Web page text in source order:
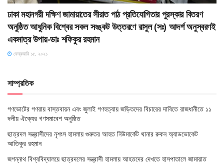
ঢাকা মহানগরী দক্ষিণ জামায়াতের সীরাত পাঠ প্রতিযোগিতার পুরস্কার বিতরণ
অনুষ্ঠিত আধুনিক বিশ্বের সকল সংঙ্কট উত্তরণে রাসুল (সঃ) আদর্শ অনুস্বরণই
একমাত্র উপায়-ডাঃ শফিকুর রহমান
ফেব্রুয়ারি ১৫, ২০২১
সাম্প্রতিক
গণভোটের গণরায় বাস্তবায়ন এবং জুলাই গণহত্যায় জড়িতদের বিচারের দাবিতে রাজধানীতে ১১
দলীয় ঐক্যের গণসমাবেশ অনুষ্ঠিত
ছাত্রদল সন্ত্রাসীদের নৃশংস হামলায় গুরুতর আহত নিউমার্কেট থানার রুকন অ্যাডভোকেট
আতিকুর রহমান
জগন্নাথ বিশ্ববিদ্যালয়ে ছাত্রদলের সন্ত্রাসী হামলায় আহতদের দেখতে হাসপাতালে জামায়াত